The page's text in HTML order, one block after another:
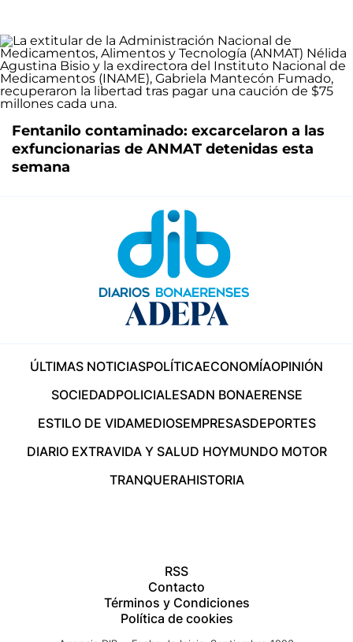
Fentanilo contaminado: excarcelaron a las
exfuncionarias de ANMAT detenidas esta
semana
ÚLTIMAS NOTICIASPOLÍTICAECONOMÍAOPINIÓN
SOCIEDADPOLICIALESADN BONAERENSE
ESTILO DE VIDAMEDIOSEMPRESASDEPORTES
DIARIO EXTRAVIDA Y SALUD HOYMUNDO MOTOR
TRANQUERAHISTORIA
RSS
Contacto
Términos y Condiciones
Política de cookies